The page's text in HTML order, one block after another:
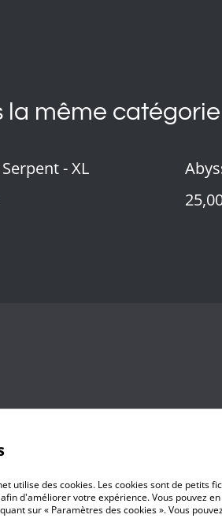
la même catégorie
- XL
Editions
utilise des cookies. Les cookies sont de petits
d'améliorer votre expérience. Vous pouvez
sur « Paramètres des cookies ». Vous